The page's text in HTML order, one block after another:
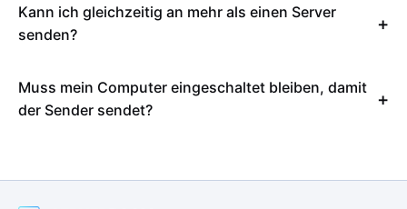
Kann ich gleichzeitig an mehr als einen Server
senden?
Muss mein Computer eingeschaltet bleiben, damit
der Sender sendet?